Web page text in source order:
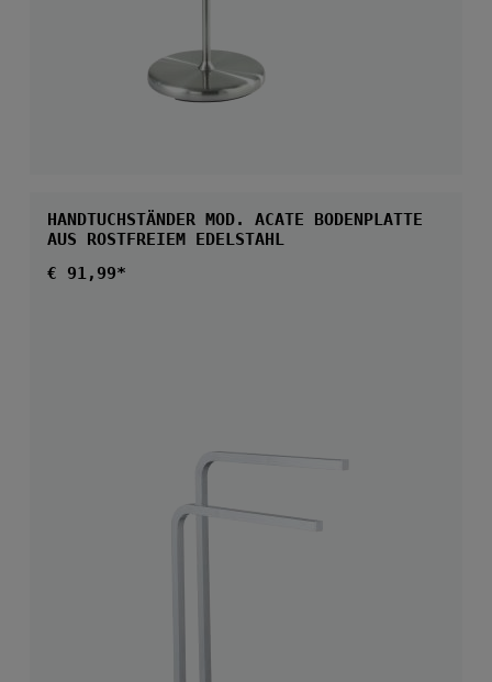
HANDTUCHSTÄNDER MOD. ACATE BODENPLATTE
AUS ROSTFREIEM EDELSTAHL
Regulärer Preis:
€ 91,99*